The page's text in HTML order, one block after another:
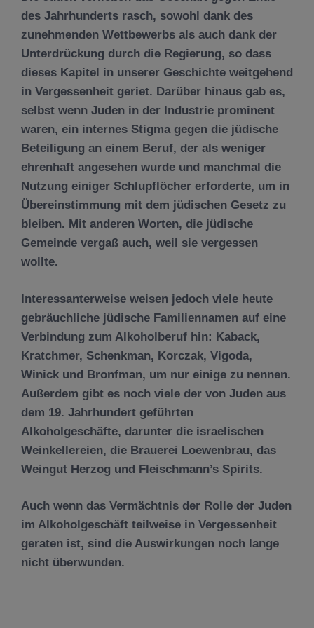
des Jahrhunderts rasch, sowohl dank des
zunehmenden Wettbewerbs als auch dank der
Unterdrückung durch die Regierung, so dass
dieses Kapitel in unserer Geschichte weitgehend
in Vergessenheit geriet. Darüber hinaus gab es,
selbst wenn Juden in der Industrie prominent
waren, ein internes Stigma gegen die jüdische
Beteiligung an einem Beruf, der als weniger
ehrenhaft angesehen wurde und manchmal die
Nutzung einiger Schlupflöcher erforderte, um in
Übereinstimmung mit dem jüdischen Gesetz zu
bleiben. Mit anderen Worten, die jüdische
Gemeinde vergaß auch, weil sie vergessen
wollte.
Interessanterweise weisen jedoch viele heute
gebräuchliche jüdische Familiennamen auf eine
Verbindung zum Alkoholberuf hin: Kaback,
Kratchmer, Schenkman, Korczak, Vigoda,
Winick und Bronfman, um nur einige zu nennen.
Außerdem gibt es noch viele der von Juden aus
dem 19. Jahrhundert geführten
Alkoholgeschäfte, darunter die israelischen
Weinkellereien, die Brauerei Loewenbrau, das
Weingut Herzog und Fleischmann’s Spirits.
Auch wenn das Vermächtnis der Rolle der Juden
im Alkoholgeschäft teilweise in Vergessenheit
geraten ist, sind die Auswirkungen noch lange
nicht überwunden.